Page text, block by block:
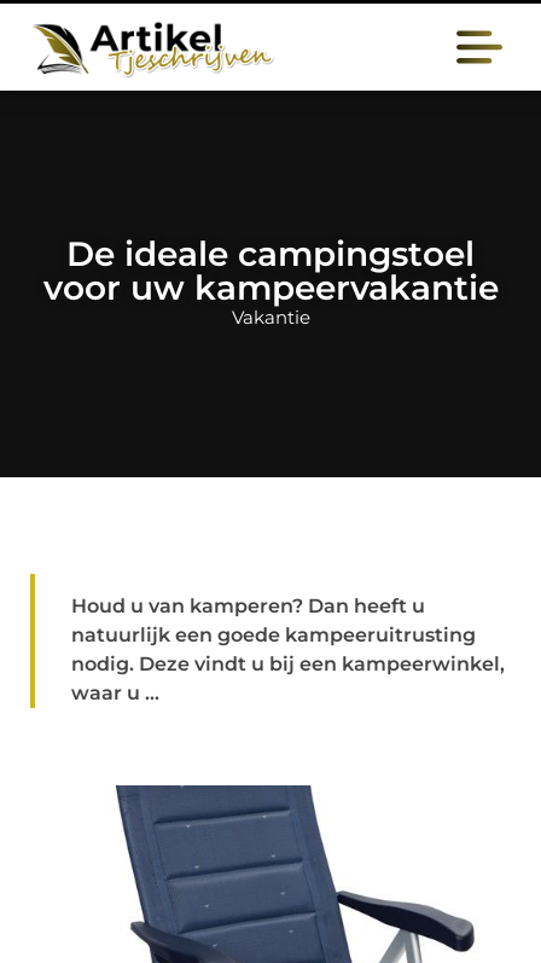
De ideale campingstoel
voor uw kampeervakantie
Vakantie
Houd u van kamperen? Dan heeft u
natuurlijk een goede kampeeruitrusting
nodig. Deze vindt u bij een kampeerwinkel,
waar u ...